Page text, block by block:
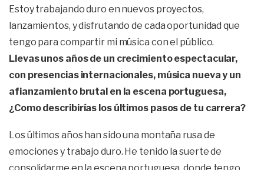
Estoy trabajando duro en nuevos proyectos,
lanzamientos, y disfrutando de cada oportunidad que
tengo para compartir mi música con el público.
Llevas unos años de un crecimiento espectacular,
con presencias internacionales, música nueva y un
afianzamiento brutal en la escena portuguesa,
¿Como describirías los últimos pasos de tu carrera?
Los últimos años han sido una montaña rusa de
emociones y trabajo duro. He tenido la suerte de